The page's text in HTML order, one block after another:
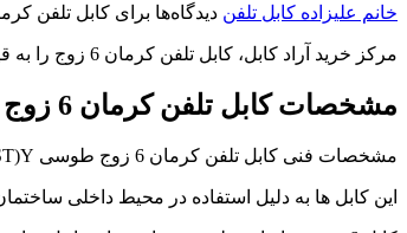
خانم علیزاده کابل تلفن دیدگاه‌ها برای کابل تلفن کرمان 6 زوج قیمت
مرکز خرید آراد کابل، کابل تلفن کرمان 6 زوج را به قیمت فروش عمده عرضه می نماید. مهم ترین گروه کابل برای برقراری ارتباط در خطوط مخابراتی کابل تلفن بدون نویز هستند.
مشخصات کابل تلفن کرمان 6 زوج طوسی
مشخصات فنی کابل تلفن کرمان 6 زوج طوسی JY(ST)Y به شرح زیر می باشد:
این کابل ها به دلیل استفاده در محیط داخلی